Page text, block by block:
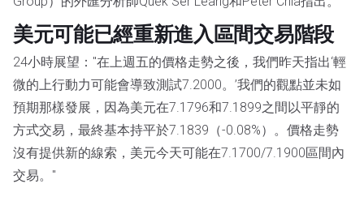
美元可能已經重新進入區間交易階段
24小時展望："在上週五的價格走勢之後，我們昨天指出‘輕
微的上行動力可能會導致測試7.2000。’我們的觀點並未如
預期那樣發展，因為美元在7.1796和7.1899之間以平靜的
方式交易，最終基本持平於7.1839（-0.08%）。價格走勢
沒有提供新的線索，美元今天可能在7.1700/7.1900區間內
交易。"